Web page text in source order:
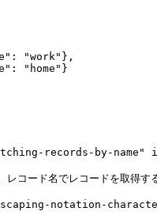
records-by-
コード名でレコードを取得す
notation-